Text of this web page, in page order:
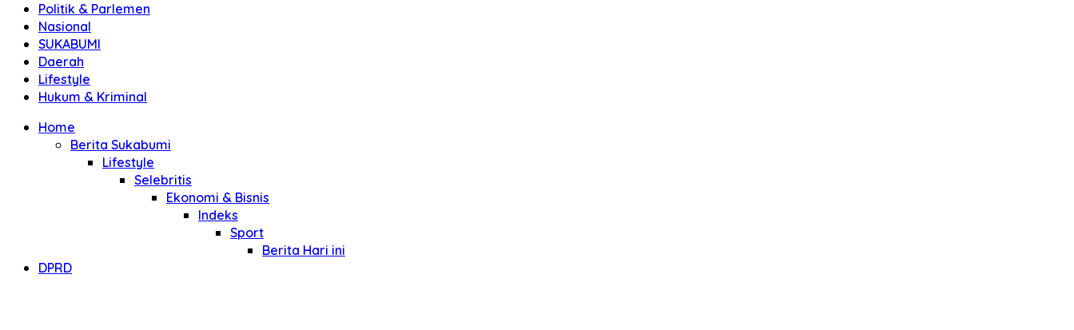
Politik & Parlemen
Nasional
SUKABUMI
Daerah
Lifestyle
Hukum & Kriminal
Home
Berita Sukabumi
Lifestyle
Selebritis
Ekonomi & Bisnis
Indeks
Sport
Berita Hari ini
DPRD